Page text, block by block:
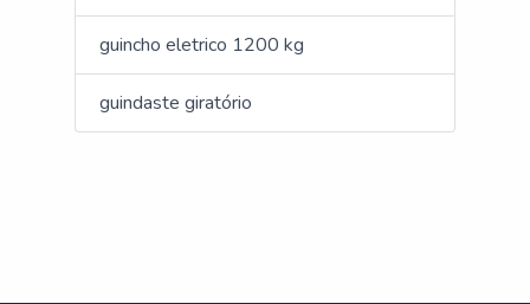
guincho eletrico 1200 kg
guindaste giratório